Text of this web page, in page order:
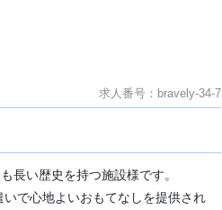
求人番号：bravely-34-7
長い歴史を持つ施設様です。
で心地よいおもてなしを提供され